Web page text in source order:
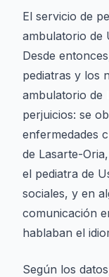
El servicio de
ambulatorio de
Desde
pediatras y los
ambulatorio de
perjuicios: se
enfermedades
de Lasarte-
el pediatra de
sociales, y en
comunicación
hablaban el
Según los